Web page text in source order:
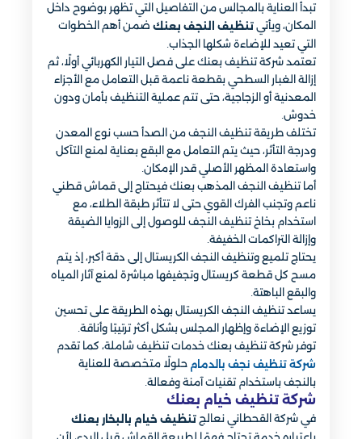
تبدأ العناية بالمجالس من التفاصيل التي تظهر بوضوح داخل
المكان، ويأتي تنظيف النجف بعنك ضمن أهم الخطوات
التي تعيد للإضاءة شكلها الجذاب.
تعتمد شركة تنظيف بعنك على فصل التيار الكهربائي أولًا، ثم
إزالة الغبار السطحي بقطعة ناعمة قبل التعامل مع الأجزاء
المعدنية أو الزجاجية، حتى تتم عملية التنظيف بأمان ودون
خدوش.
تختلف طريقة تنظيف النجف من الصدأ حسب نوع المعدن
ودرجة التأثر، حيث يتم التعامل مع البقع بعناية لمنع التآكل
واستعادة المظهر الأصلي قدر الإمكان.
أما تنظيف النجف المذهب بعنك فيحتاج إلى قماش قطني
ناعم وتجنب الفرك القوي حتى لا تتأثر طبقة الطلاء، مع
استخدام بخاخ تنظيف النجف للوصول إلى الزوايا الضيقة
وإزالة التراكمات الخفيفة.
يحتاج تلميع وتنظيف النجف الكريستال إلى دقة أكبر، إذ يتم
مسح كل قطعة كريستال وتجفيفها مباشرة لمنع آثار المياه
والبقع الباهتة.
يساعد تنظيف النجف الكريستال بهذه الطريقة على تحسين
توزيع الإضاءة وإظهار المجلس بشكل أكثر ترتيبًا وأناقة.
توفر شركة تنظيف بعنك خدمات تنظيف شاملة، كما تقدم
شركة تنظيف نجف بالدمام حلولًا متخصصة للعناية
بالنجف باستخدام تقنيات آمنة وفعالة.
شركة تنظيف خيام بعنك
في شركة القحطاني نعالج تنظيف خيام بالبخار بعنك